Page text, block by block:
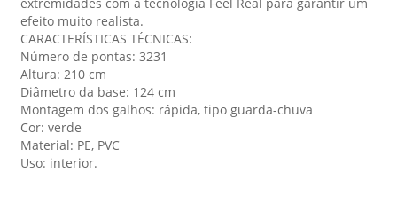
efeito muito realista.
CARACTERÍSTICAS TÉCNICAS:
Número de pontas: 3231
Altura: 210 cm
Diâmetro da base: 124 cm
Montagem dos galhos: rápida, tipo guarda-chuva
Cor: verde
Material: PE, PVC
Uso: interior.